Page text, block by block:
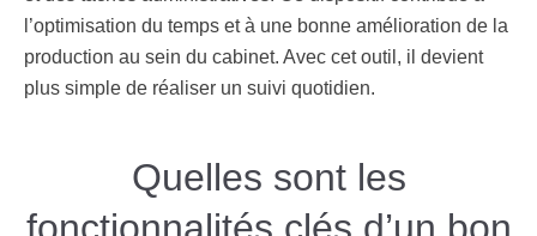
l’optimisation du temps et à une bonne amélioration de la
production au sein du cabinet. Avec cet outil, il devient
plus simple de réaliser un suivi quotidien.
Quelles sont les